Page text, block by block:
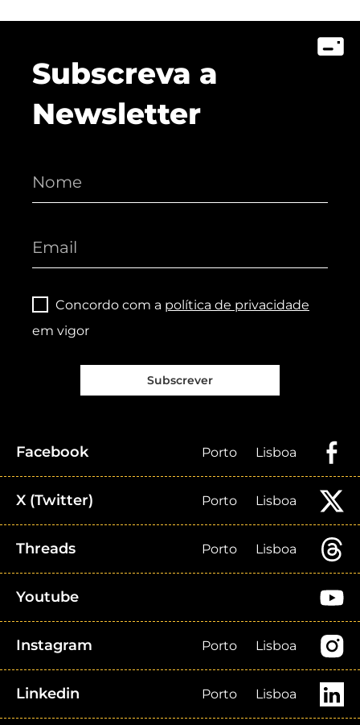
Subscreva a
Newsletter
Concordo com a política de privacidade
em vigor
Subscrever
Facebook Porto Lisboa
X (Twitter) Porto Lisboa
Threads Porto Lisboa
Youtube
Instagram Porto Lisboa
Linkedin Porto Lisboa